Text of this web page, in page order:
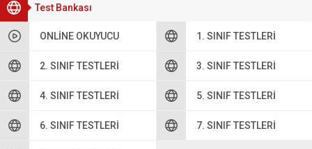
Test Bankası
ONLINE OKUYUCU 1. SINIF TESTLERI
2. SINIF TESTLERI 3. SINIF TESTLERI
4. SINIF TESTLERI 5. SINIF TESTLERI
6. SINIF TESTLERI 7. SINIF TESTLERI